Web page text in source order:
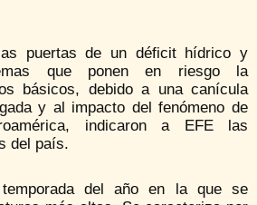
puertas de un déficit hídrico y
que ponen en riesgo la
básicos, debido a una canícula
y al impacto del fenómeno de
indicaron a EFE las
del país.
del año en la que se